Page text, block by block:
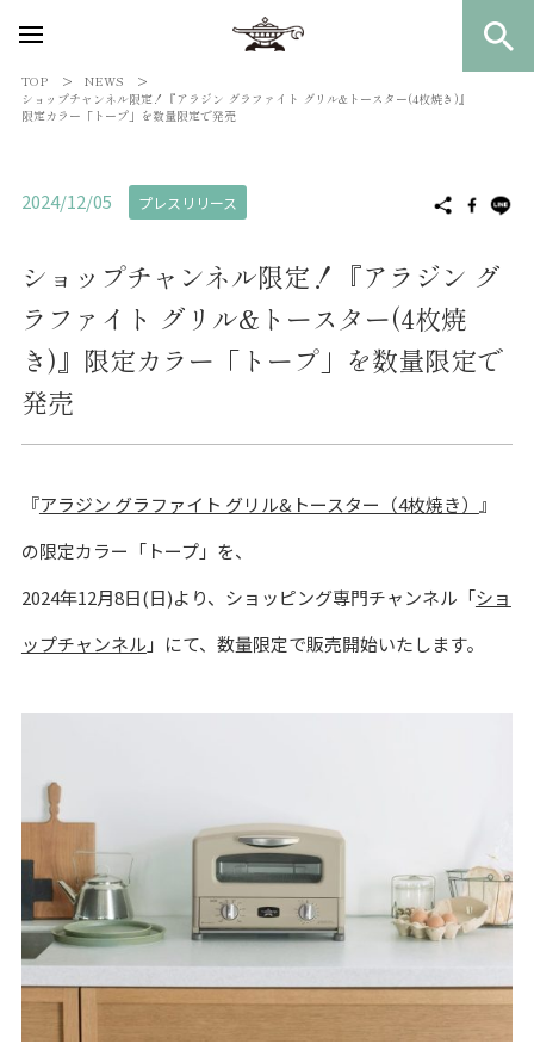
TOP
NEWS
ショップチャンネル限定！『アラジン グラファイト グリル&トースター(4枚焼き)』
限定カラー「トープ」を数量限定で発売
2024/12/05 プレスリリース
ショップチャンネル限定！『アラジン グ
ラファイト グリル&トースター(4枚焼
き)』限定カラー「トープ」を数量限定で
発売
『アラジン グラファイト グリル&トースター（4枚焼き）
』
の限定カラー「トープ」を、
2024年12月8日(日)より、ショッピング専門チャンネル「ショ
ップチャンネル 」にて、数量限定で販売開始いたします。